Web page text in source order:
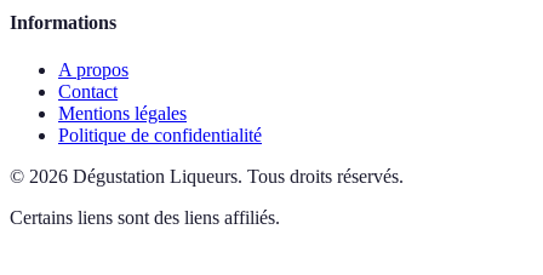
Informations
A propos
Contact
Mentions légales
Politique de confidentialité
© 2026 Dégustation Liqueurs. Tous droits réservés.
Certains liens sont des liens affiliés.